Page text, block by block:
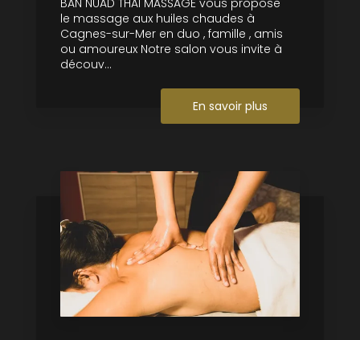
le massage aux huiles chaudes à
Cagnes-sur-Mer en duo , famille , amis
ou amoureux Notre salon vous invite à
découv...
En savoir plus